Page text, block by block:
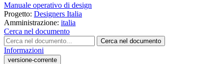
Manuale operativo di design
Progetto: Designers Italia
Amministrazione: italia
Cerca nel documento
Cerca nel documento
Informazioni
versione-corrente